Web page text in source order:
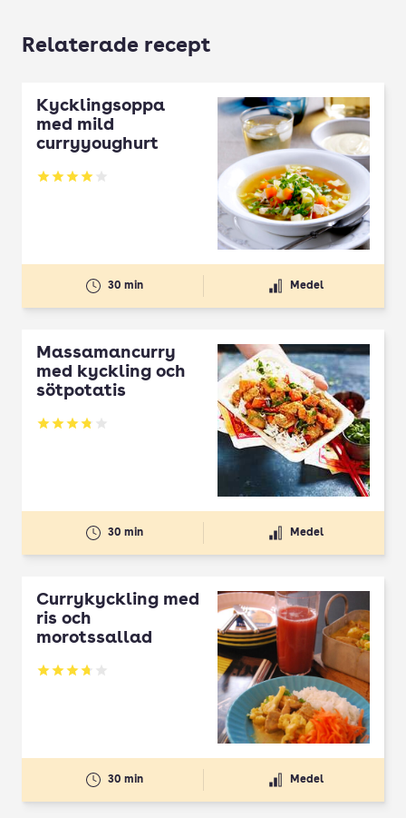
Relaterade recept
Kycklingsoppa
med mild
curryyoughurt
Betyg: 4 av 5
30 min Medel
Massamancurry
med kyckling och
sötpotatis
Betyg: 3.78 av 5
30 min Medel
Currykyckling med
ris och
morotssallad
Betyg: 3.75 av 5
30 min Medel